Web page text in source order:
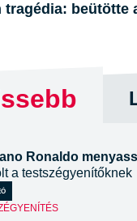
tragédia: beütötte
Ronaldo
a testszégyenítőknek